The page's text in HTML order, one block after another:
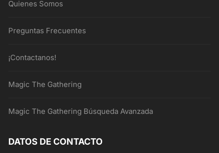
Quienes Somos
Preguntas Frecuentes
¡Contactanos!
Magic The Gathering
Magic The Gathering Búsqueda Avanzada
DATOS DE CONTACTO